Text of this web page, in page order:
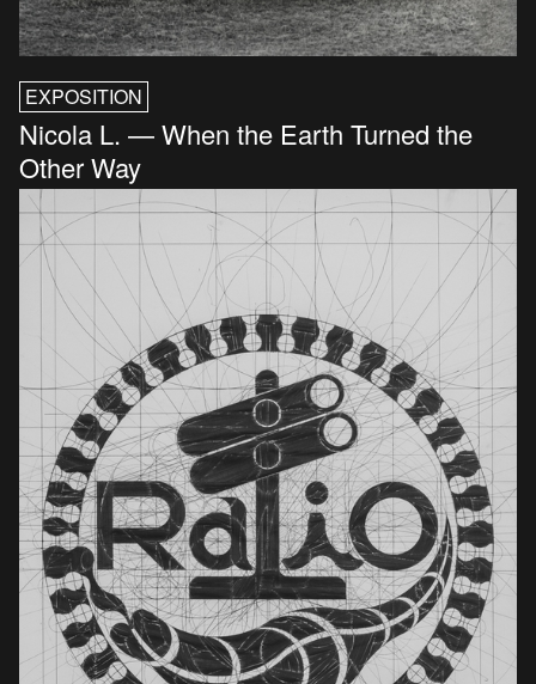
EXPOSITION
Nicola L. — When the Earth Turned the
Other Way